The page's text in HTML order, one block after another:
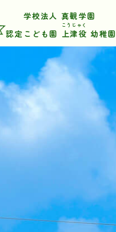
学校法人 真観学園
認定こども園 上津役
こうじゃく
幼稚園